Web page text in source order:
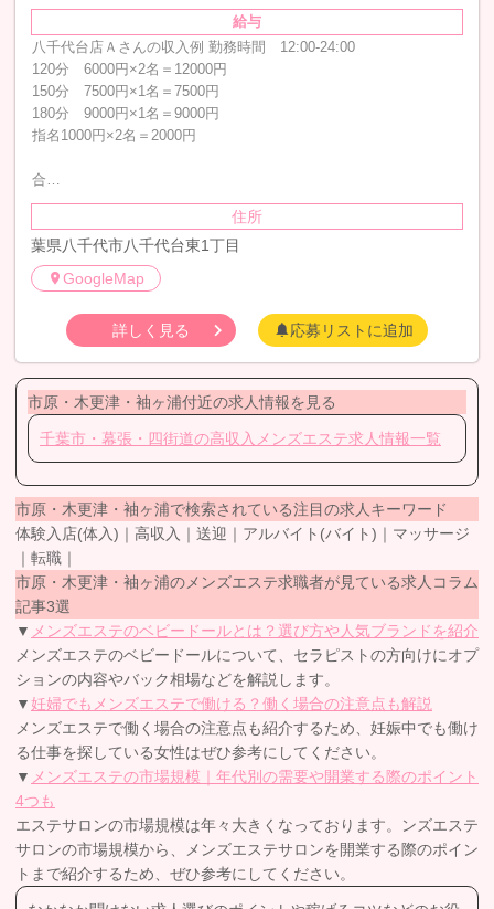
給与
八千代台店Ａさんの収入例 勤務時間 12:00-24:00
120分 6000円×2名＝12000円
150分 7500円×1名＝7500円
180分 9000円×1名＝9000円
指名1000円×2名＝2000円
合…
住所
葉県八千代市八千代台東1丁目
GoogleMap
詳しく見る 応募リストに追加
市原・木更津・袖ヶ浦付近の求人情報を見る
千葉市・幕張・四街道の高収入メンズエステ求人情報一覧
市原・木更津・袖ヶ浦で検索されている注目の求人キーワード
体験入店(体入)｜高収入｜送迎｜アルバイト(バイト)｜マッサージ
｜転職｜
市原・木更津・袖ヶ浦のメンズエステ求職者が見ている求人コラム
記事3選
▼ メンズエステのベビードールとは？選び方や人気ブランドを紹介
メンズエステのベビードールについて、セラピストの方向けにオプ
ションの内容やバック相場などを解説します。
▼ 妊婦でもメンズエステで働ける？働く場合の注意点も解説
メンズエステで働く場合の注意点も紹介するため、妊娠中でも働け
る仕事を探している女性はぜひ参考にしてください。
▼ メンズエステの市場規模｜年代別の需要や開業する際のポイント
4つも
エステサロンの市場規模は年々大きくなっております。ンズエステ
サロンの市場規模から、メンズエステサロンを開業する際のポイン
トまで紹介するため、ぜひ参考にしてください。